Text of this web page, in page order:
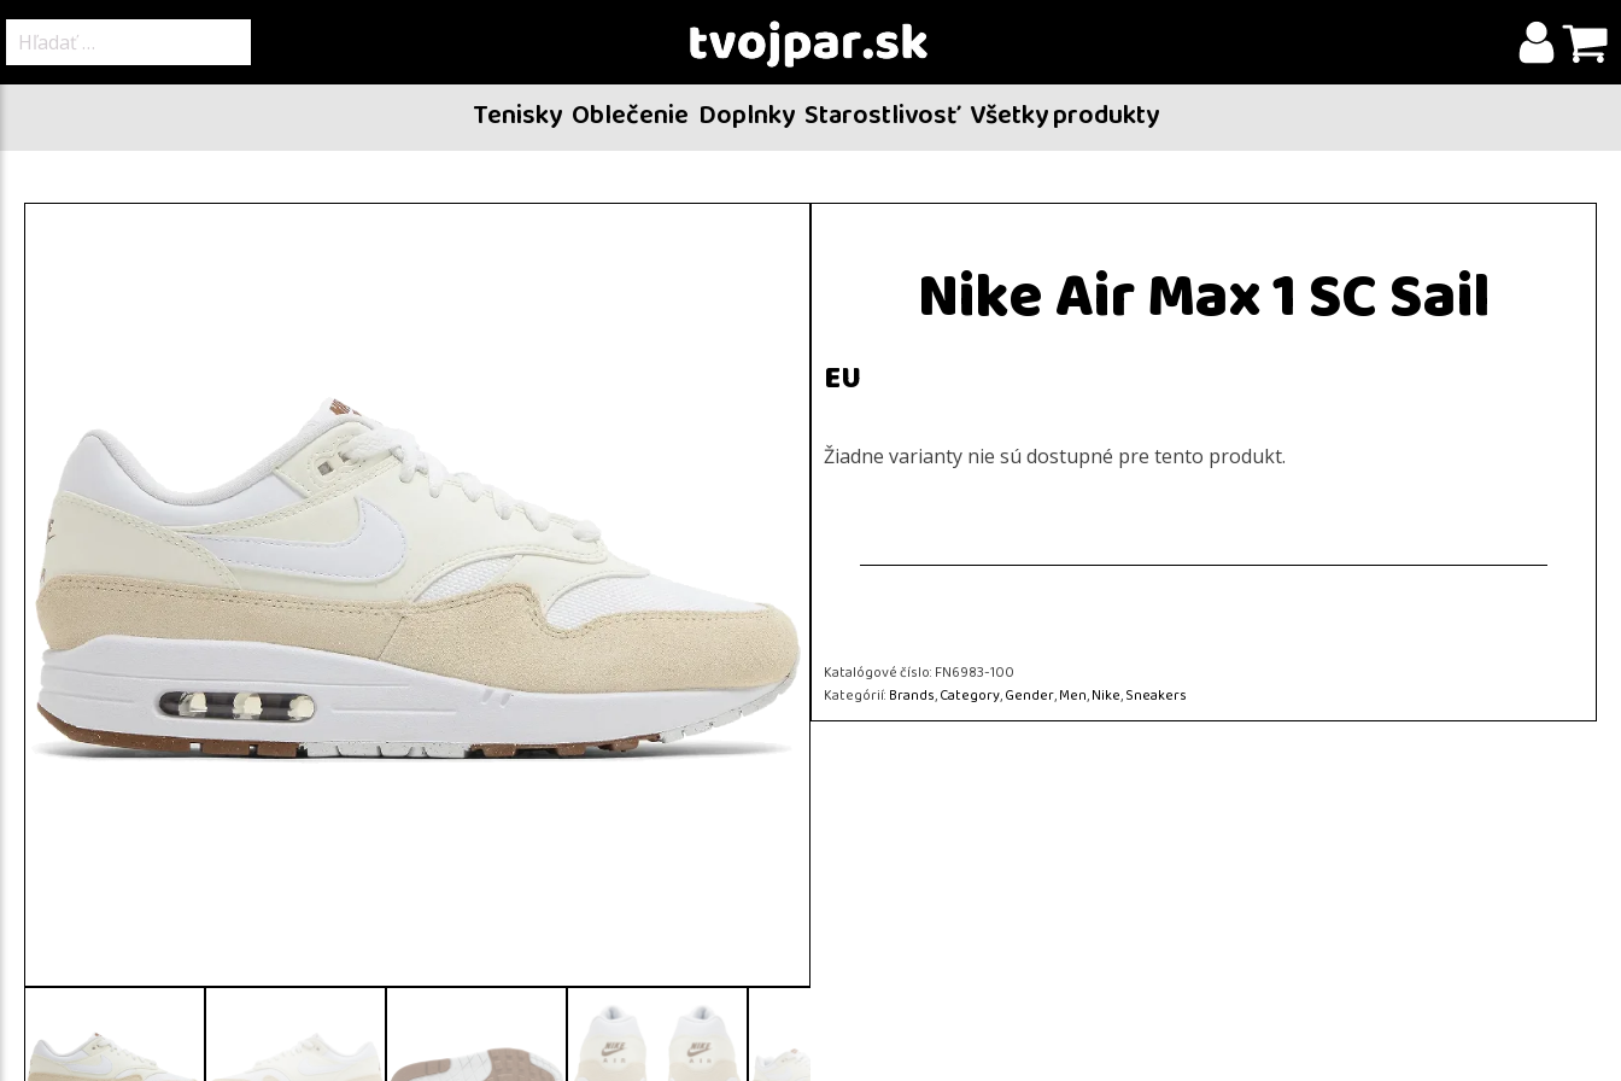
Tenisky Oblečenie Doplnky Starostlivosť Všetky produkty
Nike Air Max 1 SC Sail
EU
Žiadne varianty nie sú dostupné pre tento produkt.
Katalógové číslo:FN6983-100
Kategórií:Brands,Category,Gender,Men,Nike,Sneakers